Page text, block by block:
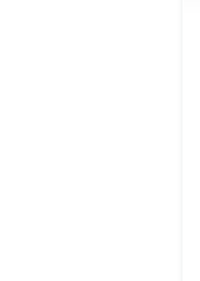
Alle Meinungsäußerungen
Wie im jeweiligen
Rechtsordnungen
Personen oder in den USA
Die auf der X-markets
den jeweils anwendbaren
Informationen in den USA,
USA ansässige Personen, sind